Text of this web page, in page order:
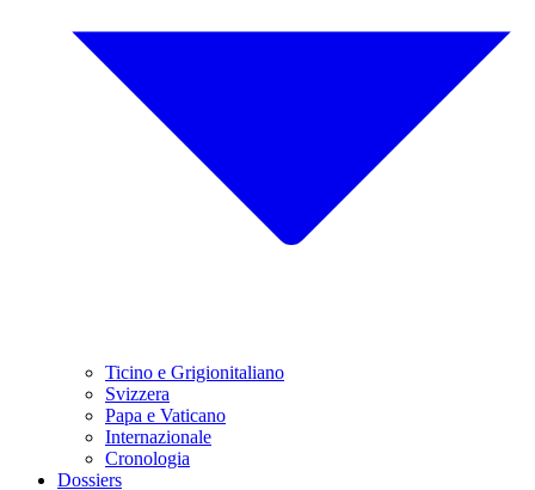
Ticino e Grigionitaliano
Svizzera
Papa e Vaticano
Internazionale
Cronologia
Dossiers